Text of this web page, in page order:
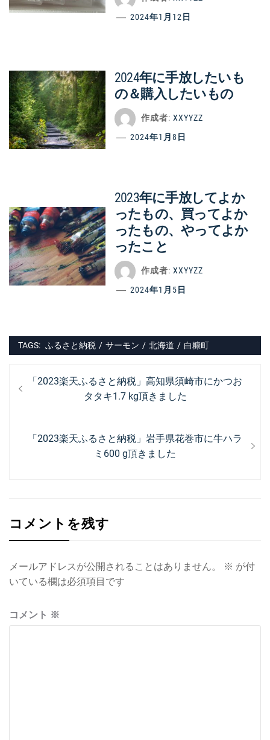
2024年1月12日
2024年に手放したいも
の＆購入したいもの
作成者: XXYYZZ
2024年1月8日
2023年に手放してよか
ったもの、買ってよか
ったもの、やってよか
ったこと
作成者: XXYYZZ
2024年1月5日
TAGS: ふるさと納税 / サーモン / 北海道 / 白糠町
稿
ン
過
稿:
「2023楽天ふるさと納税」高知県須崎市にかつお
タタキ1.7 kg頂きました
次
「2023楽天ふるさと納税」岩手県花巻市に牛ハラ
ミ600 g頂きました
コメントを残す
メールアドレスが公開されることはありません。 ※ が付
いている欄は必須項目です
コメント ※